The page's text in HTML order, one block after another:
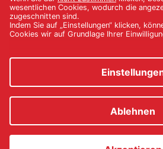
Auskunft, Berichtigung, Löschung,
Verarbeitung, Datenübertragbarkeit sowie
Beschwerde bei einer Aufsichtsbehörde
sein oder werden, bleibt die Wirksamkeit
hiervon unberührt. An die Stelle der
eine Regelung, die dem wirtschaftlichen
Bestimmung am nächsten kommt.
Teilnahmebedingungen
Datenschutz